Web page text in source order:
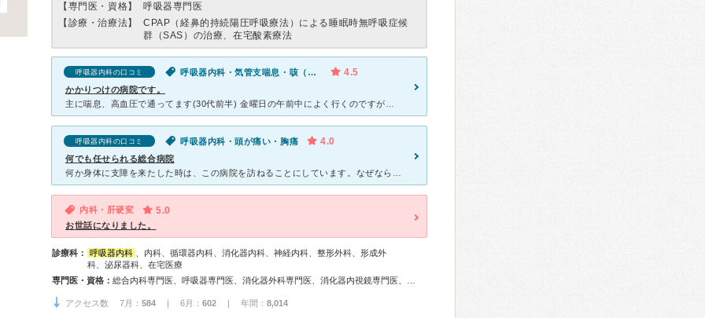
【専門医・資格】
呼吸器専門医
【診療・治療法】
CPAP（経鼻的持続陽圧呼吸療法）による睡眠時無呼吸症候
群（SAS）の治療、在宅酸素療法
呼吸器内科の口コミ 呼吸器内科・気管支喘息・咳（セキ） 4.5
かかりつけの病院です。
呼吸器内科の口コミ 呼吸器内科・頭が痛い・胸痛 4.0
何でも任せられる総合病院
内科・肝硬変 5.0
お世話になりました。
診療科： 呼吸器内科
、内科、循環器内科、消化器内科、神経内科、整形外科、形成外
科、泌尿器科、在宅医療
専門医・資格：
アクセス数 7月： 584 | 6月： 602 | 年間： 8,014